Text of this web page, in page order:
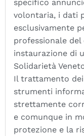
specifico
volontaria, i dati
esclusivamente
professionale del
instaurazione di
Solidarietà
Il trattamento
strumenti
strettamente
e comunque in
protezione e la